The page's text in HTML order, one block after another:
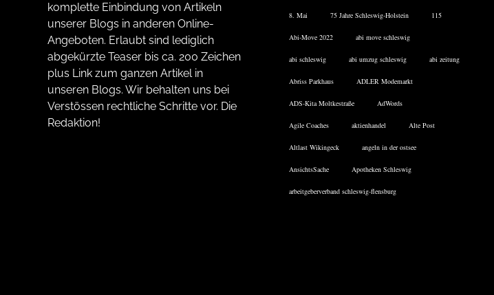
komplette Einbindung von Artikeln
unserer Blogs in anderen Online-
Angeboten. Erlaubt sind lediglich
abgekürzte Teaser bis ca. 200 Zeichen
plus Link zum ganzen Artikel in
unseren Blogs. Wir behalten uns bei
Verstössen rechtliche Schritte vor. Die
Redaktion!
8. Mai 75 Jahre Schleswig-Holstein 115
Abi-Move 2022 abi move schleswig
abi schleswig abi umzug schleswig abi zeitung
Abriss Parkhaus ADLER Modemarkt
ADS-Kita Moltkestraße AdWords
Agile Coaches aktienhandel Alte Post
Altlast Wikingeck angeln in der ostsee
AnsichtsSache Apotheken Schleswig
arbeitgeberverband schleswig-flensburg